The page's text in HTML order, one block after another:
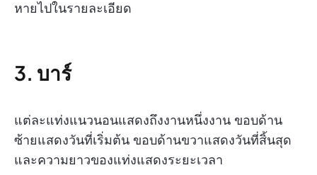
หายไปในรายละเอียด
3. บาร์
แต่ละแท่งแนวนอนแสดงถึงงานหนึ่งงาน ขอบด้าน
ซ้ายแสดงวันที่เริ่มต้น ขอบด้านขวาแสดงวันที่สิ้นสุด
และความยาวของแท่งแสดงระยะเวลา